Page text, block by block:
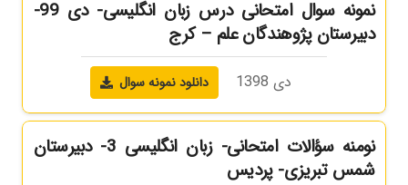
نمونه سوال امتحانی درس زبان انگلیسی- دی 99-
دبیرستان پژوهندگان علم – کرج
دی 1398 دانلود نمونه سوال
نومنه سؤالات امتحانی- زبان انگلیسی 3- دبیرستان
شمس تبریزی- پردیس